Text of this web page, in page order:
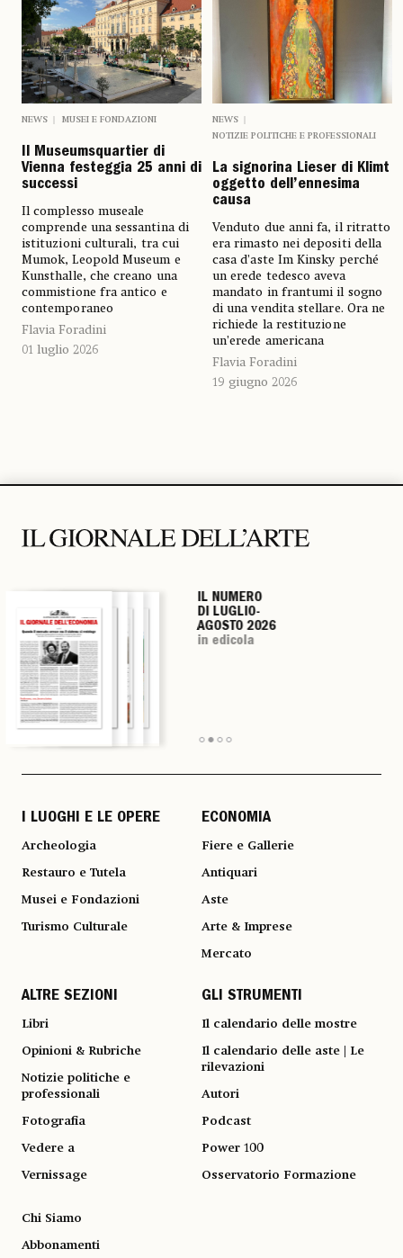
NEWS MUSEI E FONDAZIONI
Il Museumsquartier di
Vienna festeggia 25 anni di
successi
Il complesso museale
comprende una sessantina di
istituzioni culturali, tra cui
Mumok, Leopold Museum e
Kunsthalle, che creano una
commistione fra antico e
contemporaneo
Flavia Foradini
01 luglio 2026
NEWS
NOTIZIE POLITICHE E PROFESSIONALI
La signorina Lieser di Klimt
oggetto dell’ennesima
causa
Venduto due anni fa, il ritratto
era rimasto nei depositi della
casa d’aste Im Kinsky perché
un erede tedesco aveva
mandato in frantumi il sogno
di una vendita stellare. Ora ne
richiede la restituzione
un’erede americana
Flavia Foradini
19 giugno 2026
IL NUMERO
DI LUGLIO-
AGOSTO 2026
in edicola
IL NUMERO
DI LUGLIO-
AGOSTO 2026
in edicola
IL NUMERO
DI LUGLIO-
AGOSTO 2026
in edicola
IL NUMERO
DI LUGLIO-
AGOSTO 2026
in edicola
I LUOGHI E LE OPERE
Archeologia
Restauro e Tutela
Musei e Fondazioni
Turismo Culturale
ECONOMIA
Fiere e Gallerie
Antiquari
Aste
Arte & Imprese
Mercato
ALTRE SEZIONI
Libri
Opinioni & Rubriche
Notizie politiche e
professionali
Fotografia
Vedere a
Vernissage
GLI STRUMENTI
Il calendario delle mostre
Il calendario delle aste | Le
rilevazioni
Autori
Podcast
Power 100
Osservatorio Formazione
Chi Siamo
Abbonamenti